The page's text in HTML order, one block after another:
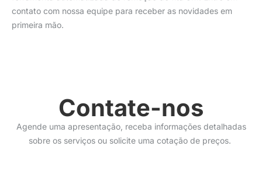
contato com nossa equipe para receber as novidades em
primeira mão.
Contate-nos
Agende uma apresentação, receba informações detalhadas
sobre os serviços ou solicite uma cotação de preços.